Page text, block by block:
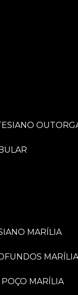
MARÍLIA
MARÍLIA
POÇO MARÍLIA